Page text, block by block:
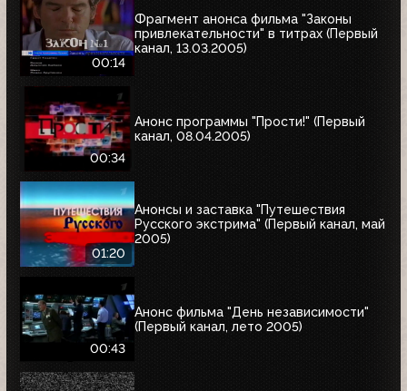
00:14
Фрагмент анонса фильма "Законы
привлекательности" в титрах (Первый
канал, 13.03.2005)
00:34
Анонс программы "Прости!" (Первый
канал, 08.04.2005)
01:20
Анонсы и заставка "Путешествия
Русского экстрима" (Первый канал, май
2005)
00:43
Анонс фильма "День независимости"
(Первый канал, лето 2005)